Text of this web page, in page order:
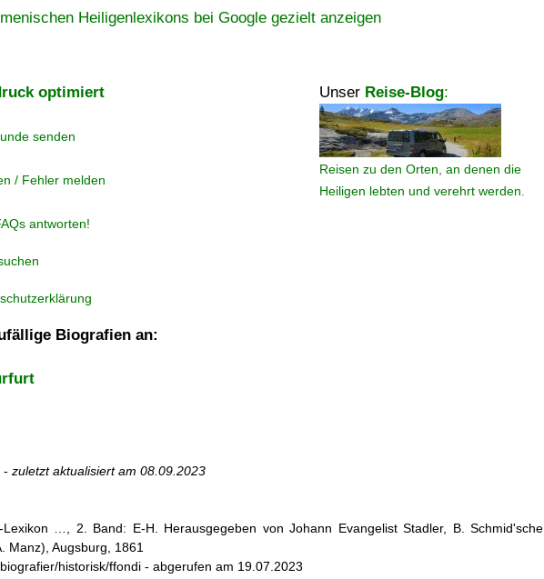
Heiligenlexikons bei Google gezielt anzeigen
optimiert Unser Reise-Blog:
Reisen zu den Orten, an denen die
Heiligen lebten und verehrt werden.
senden
/ Fehler melden
antworten!
Biografien an:
- zuletzt aktualisiert am 08.09.2023
Lexikon …, 2. Band: E-H. Herausgegeben von Johann Evangelist Stadler, B. Schmid'sche
Manz), Augsburg, 1861
historisk/ffondi - abgerufen am 19.07.2023